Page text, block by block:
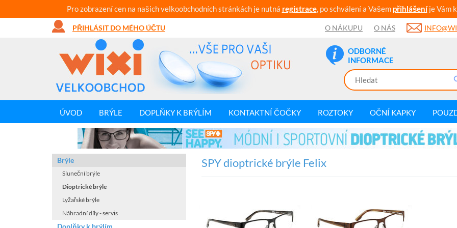
Pro zobrazení cen na našich velkoobchodních stránkách je nutná registrace, po schválení a Vašem přihlášeníje Vám
PŘIHLÁSIT DO MÉHO ÚČTU O NÁKUPU O NÁS
ODBORNÉ
INFORMACE
ÚVOD BRÝLE DOPLŇKY K BRÝLÍM KONTAKTNÍ ČOČKY ROZTOKY OČNÍ KAPKY
SPY dioptrické brýle Felix
Brýle
Sluneční brýle
Dioptrické brýle
Lyžařské brýle
Náhradní díly - servis
Doplňky k brýlím